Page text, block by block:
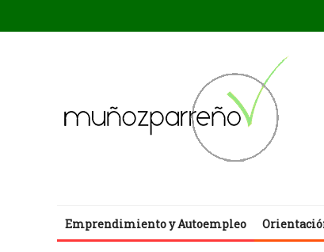
Emprendimiento y Autoempleo